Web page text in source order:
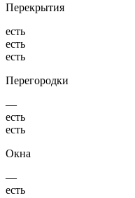
Перекрытия
есть
есть
есть
Перегородки
—
есть
есть
Окна
—
есть